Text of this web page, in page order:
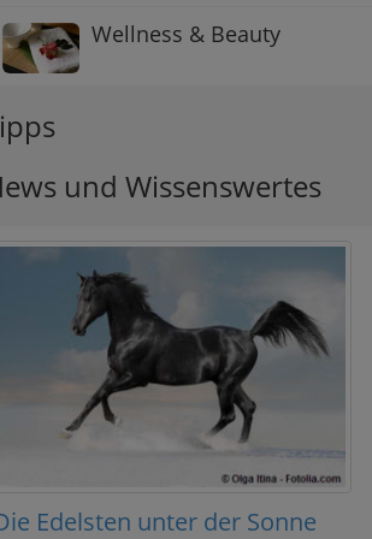
Wellness & Beauty
und Wissenswertes
Edelsten unter der Sonne